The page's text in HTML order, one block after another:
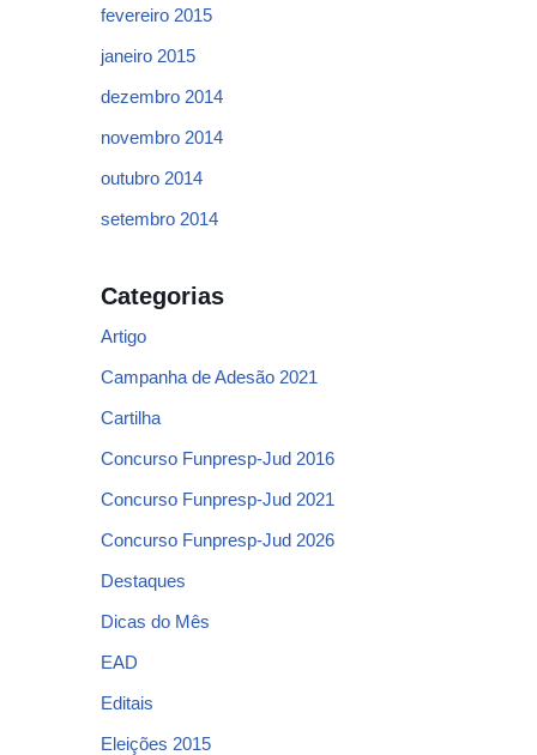
fevereiro 2015
janeiro 2015
dezembro 2014
novembro 2014
outubro 2014
setembro 2014
Categorias
Artigo
Campanha de Adesão 2021
Cartilha
Concurso Funpresp-Jud 2016
Concurso Funpresp-Jud 2021
Concurso Funpresp-Jud 2026
Destaques
Dicas do Mês
EAD
Editais
Eleições 2015